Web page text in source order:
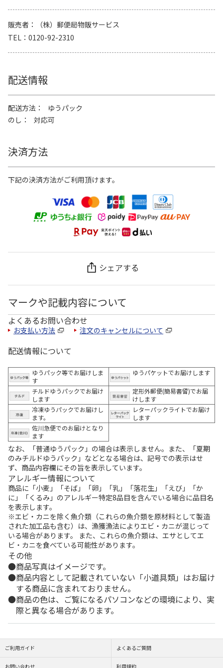
販売者
（株）郵便局物販サービス
TEL
0120-92-2310
配送情報
配送方法
ゆうパック
のし
対応可
決済方法
下記の決済方法がご利用頂けます。
シェアする
マークや記載内容について
よくあるお問い合わせ
お支払い方法 注文のキャンセルについて
配送情報について
ゆうパック等でお届けしま
す
ゆうパケットでお届けします
チルドゆうパックでお届け
します
定形外郵便(簡易書留)でお届
けします
冷凍ゆうパックでお届けし
ます。
レターパックライトでお届け
します
佐川急便でのお届けとなり
ます
なお、「普通ゆうパック」の場合は表示しません。また、「夏期
のみチルドゆうパック」などとなる場合は、記号での表示はせ
ず、商品内容欄にその旨を表示しています。
アレルギー情報について
商品に「小麦」「そば」「卵」「乳」「落花生」「えび」「か
に」「くるみ」のアレルギー特定8品目を含んでいる場合に品目名
を表示します。
※エビ・カニを除く魚介類（これらの魚介類を原材料として製造
された加工品も含む）は、漁獲漁法によりエビ・カニが混じって
いる場合があります。 また、これらの魚介類は、エサとしてエ
ビ・カニを食べている可能性があります。
その他
商品写真はイメージです。
商品内容として記載されていない「小道具類」はお届け
する商品に含まれておりません。
商品の色は、ご覧になるパソコンなどの環境により、実
際と異なる場合があります。
ご利用ガイド よくあるご質問
お問い合わせ 利用規約